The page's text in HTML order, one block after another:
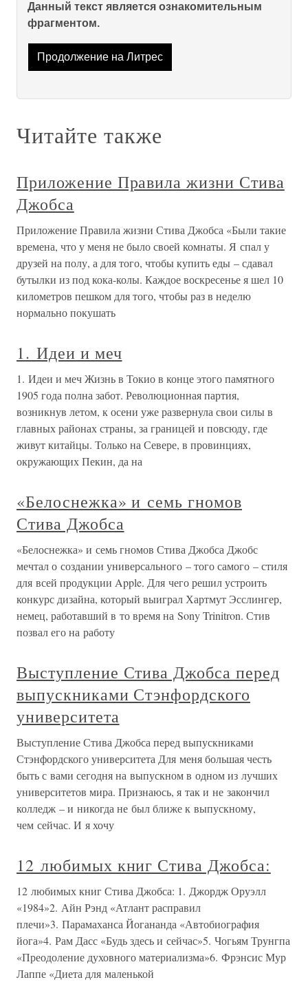
Данный текст является ознакомительным
фрагментом.
Продолжение на Литрес
Читайте также
Приложение Правила жизни Стива
Джобса
Приложение Правила жизни Стива Джобса «Были такие
времена, что у меня не было своей комнаты. Я спал у
друзей на полу, а для того, чтобы купить еды – сдавал
бутылки из под кока-колы. Каждое воскресенье я шел 10
километров пешком для того, чтобы раз в неделю
нормально покушать
1. Идеи и меч
1. Идеи и меч Жизнь в Токио в конце этого памятного
1905 года полна забот. Революционная партия,
возникнув летом, к осени уже развернула свои силы в
главных районах страны, за границей и повсюду, где
живут китайцы. Только на Севере, в провинциях,
окружающих Пекин, да на
«Белоснежка» и семь гномов
Стива Джобса
«Белоснежка» и семь гномов Стива Джобса Джобс
мечтал о создании универсального – того самого – стиля
для всей продукции Apple. Для чего решил устроить
конкурс дизайна, который выиграл Хартмут Эсслингер,
немец, работавший в то время на Sony Trinitron. Стив
позвал его на работу
Выступление Стива Джобса перед
выпускниками Стэнфордского
университета
Выступление Стива Джобса перед выпускниками
Стэнфордского университета Для меня большая честь
быть с вами сегодня на выпускном в одном из лучших
университетов мира. Признаюсь, я так и не закончил
колледж – и никогда не был ближе к выпускному,
чем сейчас. И я хочу
12 любимых книг Стива Джобса:
12 любимых книг Стива Джобса: 1. Джордж Оруэлл
«1984»2. Айн Рэнд «Атлант расправил
плечи»3. Парамаханса Йогананда «Автобиография
йога»4. Рам Дасс «Будь здесь и сейчас»5. Чогьям Трунгпа
«Преодоление духовного материализма»6. Фрэнсис Мур
Лаппе «Диета для маленькой